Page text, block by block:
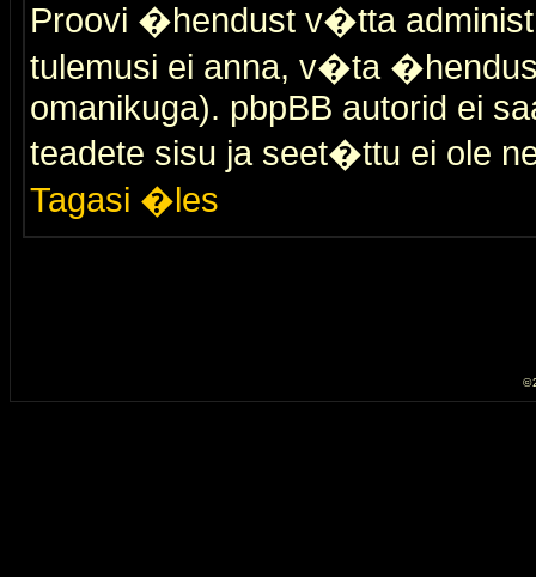
Proovi �hendust v�tta
tulemusi ei anna, v�ta
omanikuga). pbpBB autorid ei
teadete sisu ja seet�ttu ei ole
Tagasi �les
©